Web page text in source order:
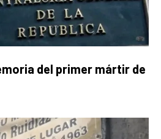
del primer mártir de